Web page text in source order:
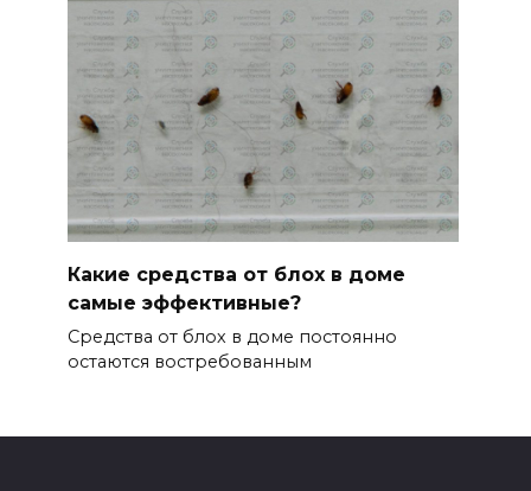
Какие средства от блох в доме
самые эффективные?
Средства от блох в доме постоянно
остаются востребованным